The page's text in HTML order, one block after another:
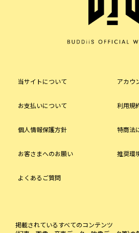
当サイトについて アカウ
お支払いについて 利用規
個人情報保護方針 特商法
お客さまへのお願い 推奨環
よくあるご質問
掲載されているすべてのコンテンツ